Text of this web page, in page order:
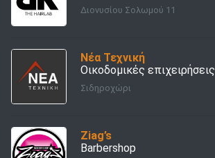
Διονυσίου Σολωμού 11
Νέα Τεχνική
Οικοδομικές επιχειρήσεις
Σιδηροχώρι
Ziag’s
Barbershop